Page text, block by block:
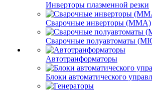
Инверторы плазменной резки
Сварочные инверторы (MMA)
Сварочные полуавтоматы
Автотранформаторы
Блоки автоматического